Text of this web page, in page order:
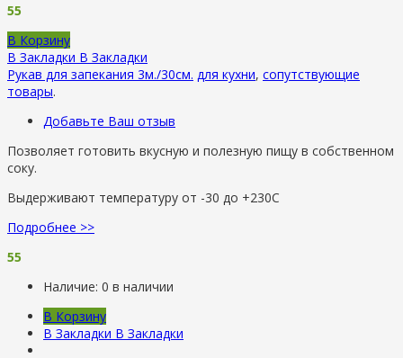
55
В Корзину
В Закладки В Закладки
Рукав для запекания 3м./30см. для кухни, сопутствующие
товары.
Добавьте Ваш отзыв
Позволяет готовить вкусную и полезную пищу в собственном
соку.
Выдерживают температуру от -30 до +230С
Подробнее >>
55
Наличие: 0 в наличии
В Корзину
В Закладки В Закладки